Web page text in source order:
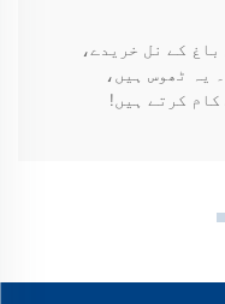
کے نل خریدے،
یہ ٹھوس ہیں،
کرتے ہیں!